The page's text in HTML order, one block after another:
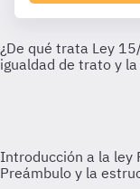
Introducción a la ley
Preámbulo y la